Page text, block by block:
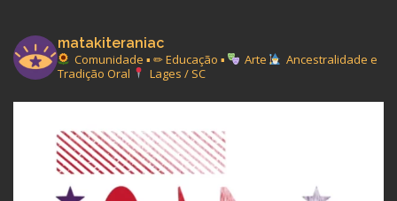
matakiteraniac
Comunidade ▪︎ ✏ Educação ▪︎ Arte
Ancestralidade e
Tradição Oral
Lages / SC